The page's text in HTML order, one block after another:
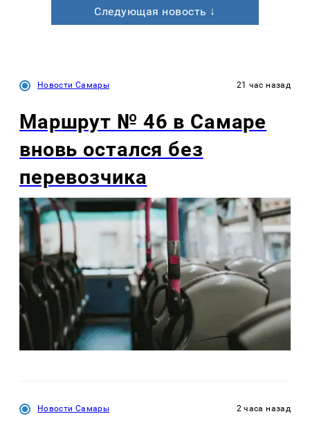
Следующая новость ↓
Новости Самары 21 час назад
Маршрут № 46 в Самаре
вновь остался без
перевозчика
Новости Самары 2 часа назад